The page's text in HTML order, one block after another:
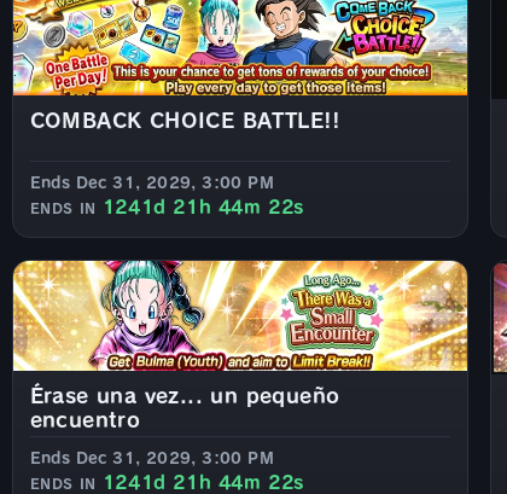
COMBACK CHOICE BATTLE!!
Ends Dec 31, 2029, 3:00 PM
ENDS IN 1241d 21h 44m 20s
Érase una vez... un pequeño
encuentro
Ends Dec 31, 2029, 3:00 PM
ENDS IN 1241d 21h 44m 20s